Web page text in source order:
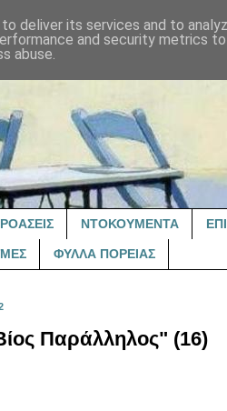
ΝΤΟΚΟΥΜΕΝΤΑ
ΦΥΛΛΑ ΠΟΡΕΙΑΣ
Παράλληλος" (16)
deliver its services and to
and security metrics
abuse.